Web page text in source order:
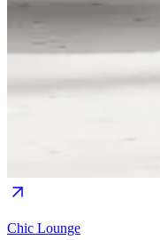
Chic Lounge